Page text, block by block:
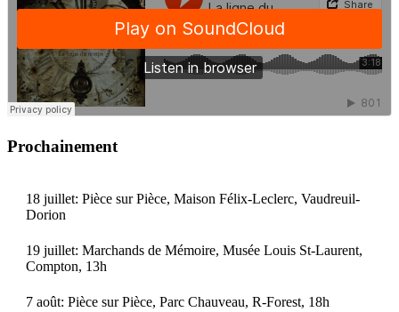
Prochainement
18 juillet: Pièce sur Pièce, Maison Félix-Leclerc, Vaudreuil-
Dorion
19 juillet: Marchands de Mémoire, Musée Louis St-Laurent,
Compton, 13h
7 août: Pièce sur Pièce, Parc Chauveau, R-Forest, 18h